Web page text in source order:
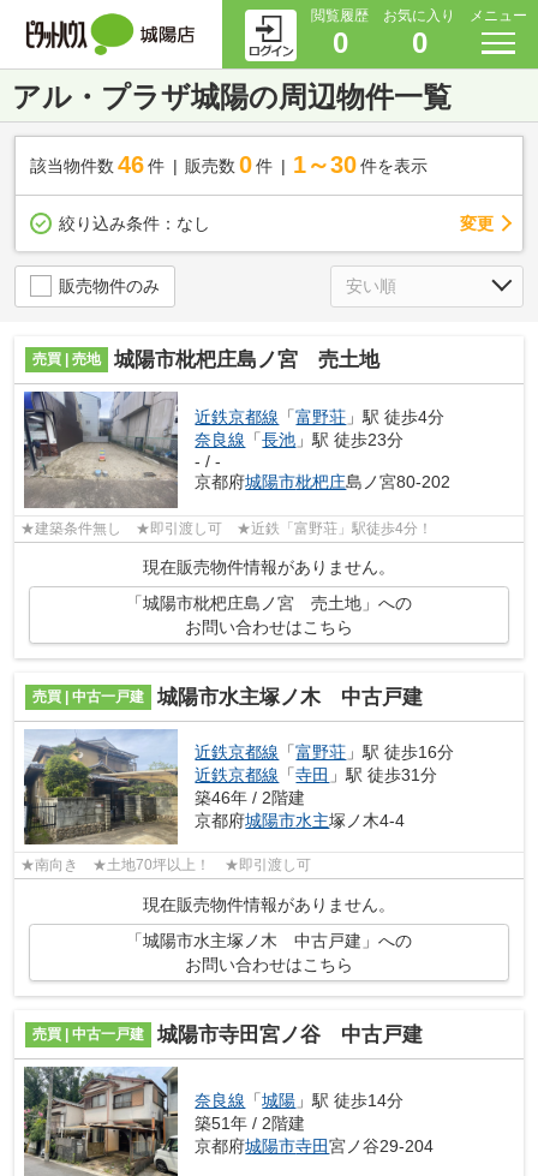
閲覧履歴
0
お気に入り
0
メニュー
アル・プラザ城陽の周辺物件一覧
該当物件数 46件 販売数 0 件 1～30 件を表示
絞り込み条件： なし 変更
販売物件のみ
売買 | 売地 城陽市枇杷庄島ノ宮 売土地
近鉄京都線 「富野荘 」駅 徒歩4分
奈良線 「長池 」駅 徒歩23分
- / -
京都府城陽市枇杷庄島ノ宮80-202
★建築条件無し ★即引渡し可 ★近鉄「富野荘」駅徒歩4分！
現在販売物件情報がありません。
「城陽市枇杷庄島ノ宮 売土地」への
お問い合わせはこちら
売買 | 中古一戸建 城陽市水主塚ノ木 中古戸建
近鉄京都線 「富野荘 」駅 徒歩16分
近鉄京都線 「寺田 」駅 徒歩31分
築46年 / 2階建
京都府城陽市水主塚ノ木4-4
★南向き ★土地70坪以上！ ★即引渡し可
現在販売物件情報がありません。
「城陽市水主塚ノ木 中古戸建」への
お問い合わせはこちら
売買 | 中古一戸建 城陽市寺田宮ノ谷 中古戸建
奈良線 「城陽 」駅 徒歩14分
築51年 / 2階建
京都府城陽市寺田宮ノ谷29-204